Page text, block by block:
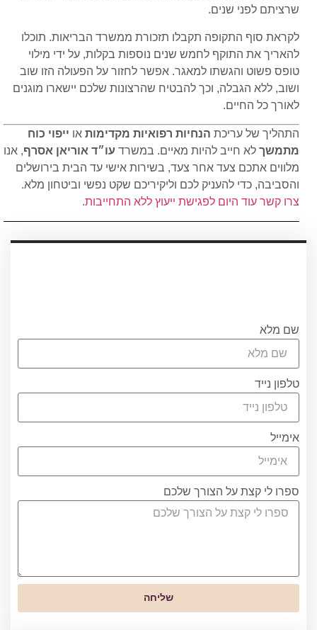
שרציתם לפני שנים.
לקראת סוף התקופה תקבלו תזכורת ממשרד הבריאות. תוכלו
להאריך את התוקף לחמש שנים נוספות בקלות, על ידי מילוי
טופס פשוט והגשתו למאגר. אפשר לחזור על הפעולה הזו שוב
ושוב, ללא הגבלה, וכך להבטיח שהרצונות שלכם יישארו מוגנים
לאורך כל החיים.
התהליך של עריכת הנחיות רפואיות מקדימות או ייפוי כוח
מתמשך לא חייב להיות מאיים. במשרד עו״ד אוריאן אסרף, אנו
מלווים אתכם צעד אחר צעד, בשירות אישי עד הבית בירושלים
והסביבה, כדי להעניק לכם וליקיריכם שקט נפשי וביטחון מלא.
צרו קשר עוד היום לפגישת ייעוץ ללא התחייבות.
שם מלא
טלפון נייד
אימייל
ספרו לי קצת על הצורך שלכם
שליחה